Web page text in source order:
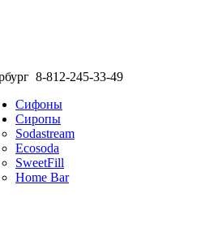
8-812-245-33-49
Сифоны
Сиропы
Sodastream
Ecosoda
SweetFill
Home Bar